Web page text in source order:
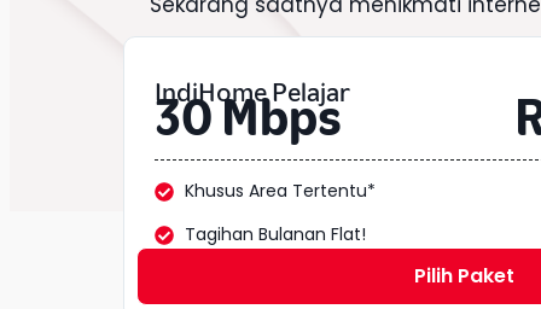
IndiHome Pelajar
30 Mbps
Khusus Area Tertentu*
Tagihan Bulanan Flat!
Pilih Paket